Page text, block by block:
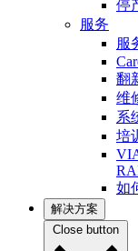
停
服务
服
翻
维
系
培
如
解决方案
Close button